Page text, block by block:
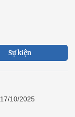
Sự kiện
10/2025